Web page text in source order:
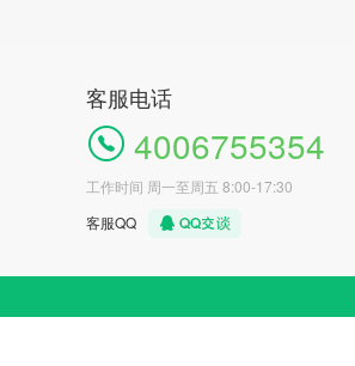
客服电话
4006755354
工作时间 周一至周五 8:00-17:30
客服QQ